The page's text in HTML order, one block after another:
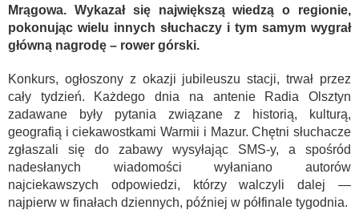
Mrągowa. Wykazał się największą wiedzą o regionie,
pokonując wielu innych słuchaczy i tym samym wygrał
główną nagrodę – rower górski.
Konkurs, ogłoszony z okazji jubileuszu stacji, trwał przez
cały tydzień. Każdego dnia na antenie Radia Olsztyn
zadawane były pytania związane z historią, kulturą,
geografią i ciekawostkami Warmii i Mazur. Chętni słuchacze
zgłaszali się do zabawy wysyłając SMS-y, a spośród
nadesłanych wiadomości wyłaniano autorów
najciekawszych odpowiedzi, którzy walczyli dalej —
najpierw w finałach dziennych, później w półfinale tygodnia.